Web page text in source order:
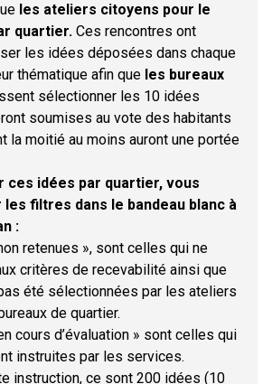
les ateliers citoyens pour le
quartier. Ces rencontres ont
les idées déposées dans chaque
thématique afin que les bureaux
sélectionner les 10 idées
soumises au vote des habitants
la moitié au moins auront une portée
ces idées par quartier, vous
filtres dans le bandeau blanc à
:
retenues », sont celles qui ne
critères de recevabilité ainsi que
été sélectionnées par les ateliers
de quartier.
cours d’évaluation » sont celles qui
instruites par les services.
instruction, ce sont 200 idées (10